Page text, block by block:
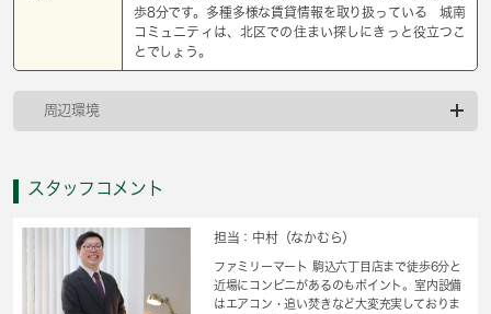
歩8分です。多種多様な賃貸情報を取り扱っている 城南
コミュニティは、北区での住まい探しにきっと役立つこ
とでしょう。
周辺環境
スタッフコメント
担当：中村（なかむら）
ファミリーマート 駒込六丁目店まで徒歩6分と
近場にコンビニがあるのもポイント。室内設備
はエアコン・追い焚きなど大変充実しておりま